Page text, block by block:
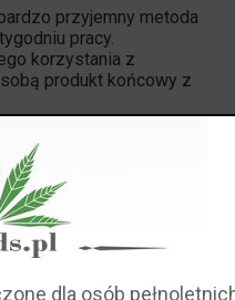
przyjemny metoda
pracy.
korzystania z
produkt końcowy z
jak do rytuału, który
i odprężenie.
dla osób